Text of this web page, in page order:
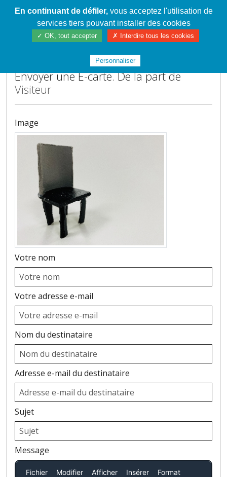
Cahier de textes patrickRICHARD
Accueil
Envoyer une E-carte. De la part de
Visiteur
Image
Votre nom
Votre adresse e-mail
Nom du destinataire
Adresse e-mail du destinataire
Sujet
Message
Fichier Modifier Afficher Insérer Format
En continuant de défiler,vous acceptez l'utilisation de
services tiers pouvant installer des cookies
✓ OK, tout accepter ✗ Interdire tous les cookies
Personnaliser